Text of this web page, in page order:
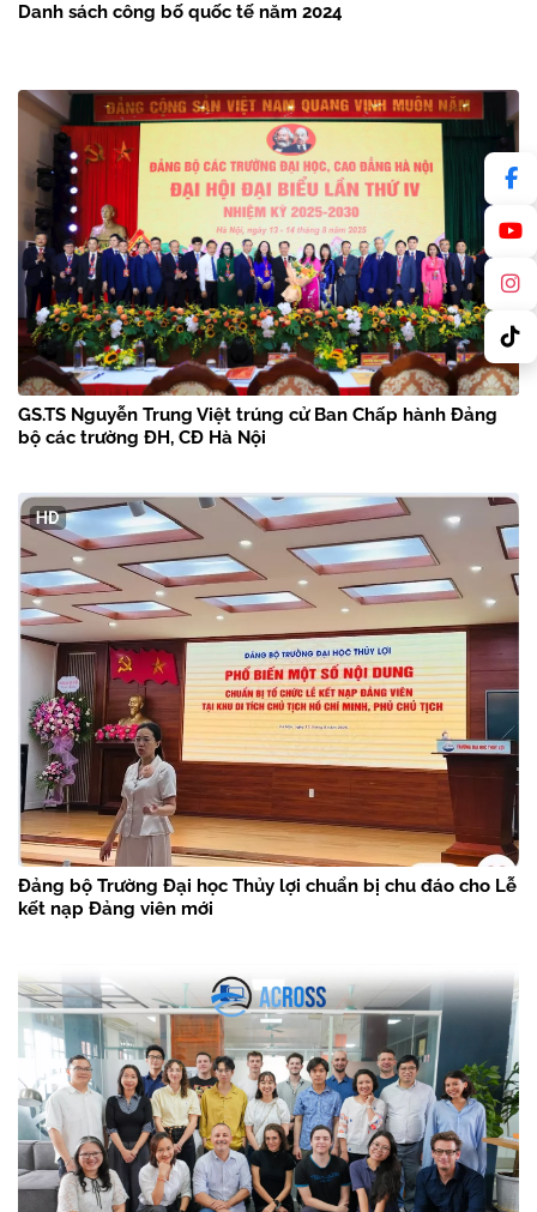
Danh sách công bố quốc tế năm 2024
GS.TS Nguyễn Trung Việt trúng cử Ban Chấp hành Đảng
bộ các trường ĐH, CĐ Hà Nội
Đảng bộ Trường Đại học Thủy lợi chuẩn bị chu đáo cho Lễ
kết nạp Đảng viên mới